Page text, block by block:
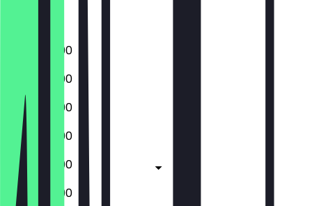
10:00 - 23:00
10:00 - 23:00
10:00 - 23:00
10:00 - 23:00
10:00 - 23:00
10:00 - 23:00